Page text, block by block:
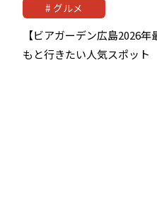
グルメ
【ビアガーデン広島2026
もと行きたい人気スポット